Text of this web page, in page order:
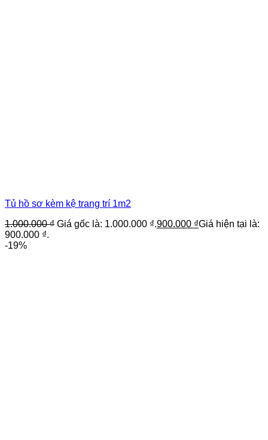
Tủ hồ sơ kèm kệ trang trí 1m2
1.000.000₫ Giá gốc là: 1.000.000 ₫.900.000 ₫Giá hiện tại là:
900.000 ₫.
-19%